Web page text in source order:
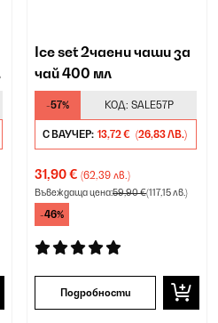
Ice set 2чаени чаши за
чай 400 мл
-57% КОД: SALE57P
С ВАУЧЕР: 13,72 € (26,83 ЛВ.)
31,90 € (62,39 лв.)
Въвеждаща цена:59,90 €(117,15 лв.)
-46%
Подробности